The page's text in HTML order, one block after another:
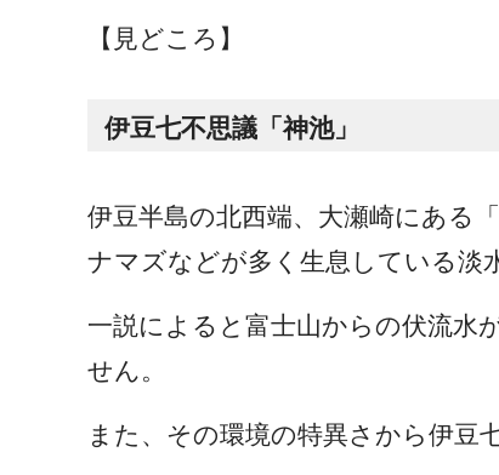
【見どころ】
伊豆七不思議「神池」
伊豆半島の北西端、大瀬崎にある
ナマズなどが多く生息している淡
一説によると富士山からの伏流水
せん。
また、その環境の特異さから伊豆